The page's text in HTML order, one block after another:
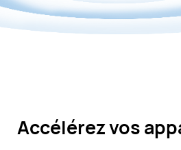
Accélérez vos